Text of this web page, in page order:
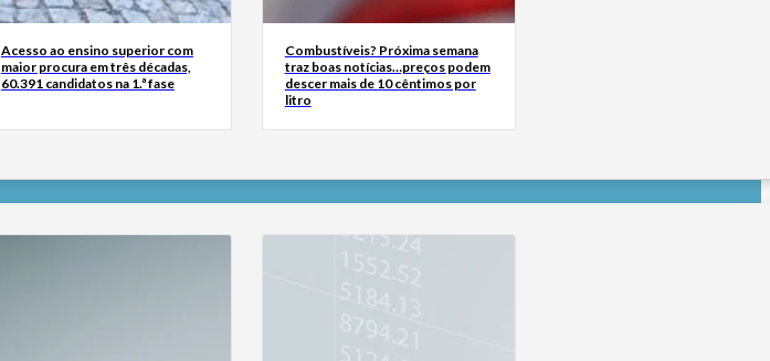
Acesso ao ensino superior com
maior procura em três décadas,
60.391 candidatos na 1.ª fase
Combustíveis? Próxima semana
traz boas notícias…preços podem
descer mais de 10 cêntimos por
litro